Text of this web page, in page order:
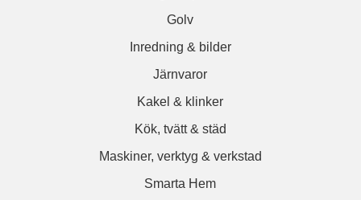
Golv
Inredning & bilder
Järnvaror
Kakel & klinker
Kök, tvätt & städ
Maskiner, verktyg & verkstad
Smarta Hem